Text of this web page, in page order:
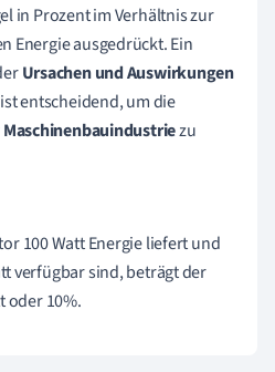
in Prozent im Verhältnis zur
Energie ausgedrückt. Ein
Ursachen und Auswirkungen
entscheidend, um die
Maschinenbauindustriezu
100 Watt Energie liefert und
verfügbar sind, beträgt der
oder 10%.